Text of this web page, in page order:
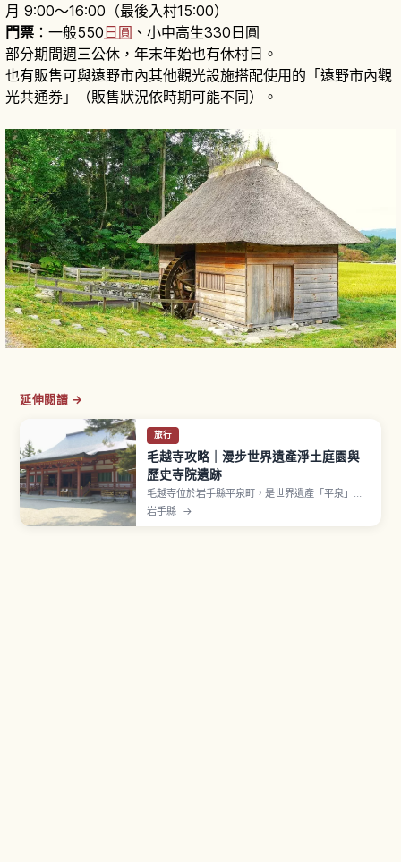
月 9:00～16:00（最後入村15:00）
門票 ：一般550日圓 、小中高生330日圓
部分期間週三公休，年末年始也有休村日。
也有販售可與遠野市內其他觀光設施搭配使用的「遠野市內觀
光共通券」（販售狀況依時期可能不同）。
延伸閱讀 →
旅行
毛越寺攻略｜漫步世界遺產淨土庭園與
歷史寺院遺跡
毛越寺位於岩手縣平泉町，是世界遺產「平泉」構
成資產之一。相傳由慈覺大師圓仁於嘉祥3年（850
年）開山，奧州藤原氏第二代基衡與第三代秀衡時
岩手縣 →